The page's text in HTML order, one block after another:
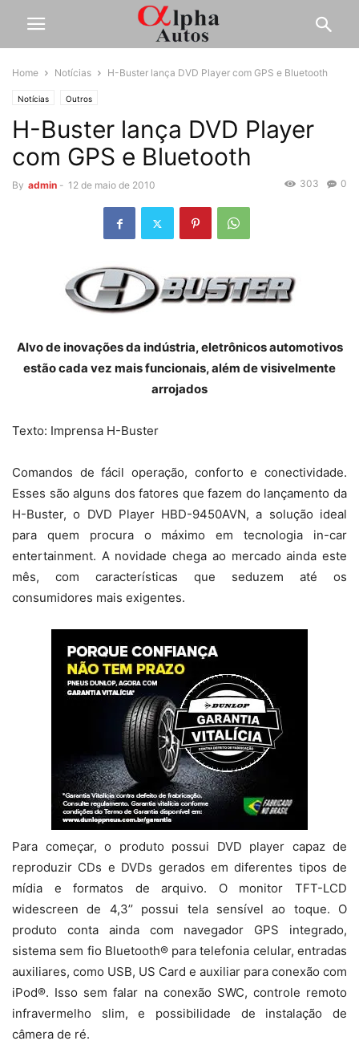
Home Notícias H-Buster lança DVD Player com GPS e Bluetooth
Notícias Outros
H-Buster lança DVD Player
com GPS e Bluetooth
By admin - 12 de maio de 2010 0
303
Alvo de inovações da indústria, eletrônicos automotivos
estão cada vez mais funcionais, além de visivelmente
arrojados
Texto: Imprensa H-Buster
Comandos de fácil operação, conforto e conectividade.
Esses são alguns dos fatores que fazem do lançamento da
H-Buster, o DVD Player HBD-9450AVN, a solução ideal
para quem procura o máximo em tecnologia in-car
entertainment. A novidade chega ao mercado ainda este
mês, com características que seduzem até os
consumidores mais exigentes.
Para começar, o produto possui DVD player capaz de
reproduzir CDs e DVDs gerados em diferentes tipos de
mídia e formatos de arquivo. O monitor TFT-LCD
widescreen de 4,3’’ possui tela sensível ao toque. O
produto conta ainda com navegador GPS integrado,
sistema sem fio Bluetooth® para telefonia celular, entradas
auxiliares, como USB, US Card e auxiliar para conexão com
iPod®. Isso sem falar na conexão SWC, controle remoto
infravermelho slim, e possibilidade de instalação de
câmera de ré.